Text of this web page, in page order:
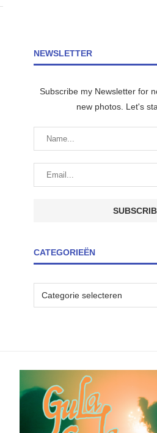
NEWSLETTER
Subscribe my Newsletter for
new photos. Let's
CATEGORIEËN